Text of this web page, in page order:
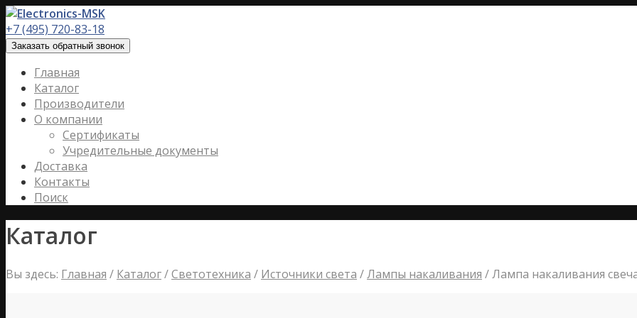
+7 (495) 720-83-18
Заказать обратный звонок
Главная
Каталог
Производители
О компании
Сертификаты
Учредительные документы
Доставка
Контакты
Поиск
Каталог
Вы здесь: Главная / Каталог/Светотехника / Источники света /Лампы накаливания /Лампа накаливания